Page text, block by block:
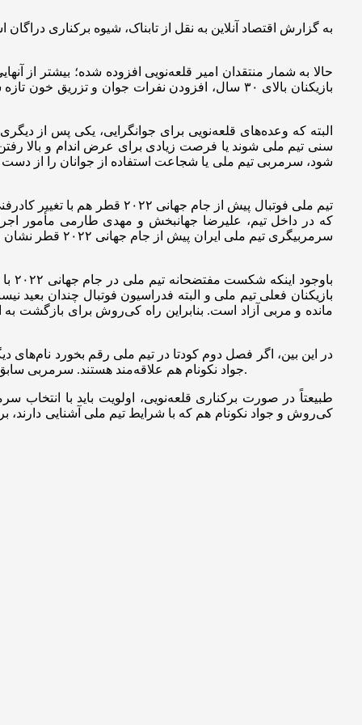
حالا به شمار منتقدان امیر قلعه‌نویی افزوده شده؛ بیشتر از
بازیکنان بالای ۳۰ سال، افزودن نفرات جوان و
البته که وعده‌های قلعه‌نویی برای جوانگرایی، یکی پس از
شود، سرمربی تیم ملی یا شجاعت استفاده از جوانان را از دست
تیم ملی فوتبال پیش از جام
که در داخل تیم، علیرضا جهانبخش و مهدی طارمی مأمور
سرمربیگری
بازیکنان فعلی تیم ملی و البته فدراسیون فوتبال چندان
در این بین، اگر فصل دوم کودتا در تیم ملی رقم بخورد نام‌های
جواد نکونام هم علاقه‌مند هستند. سرمربی سابق استقلال که در فولاد خوزستان، نساجی مازندران و خونه به خونه بابل هم تجربه داشته و مدتی هم در تیم ملی دستیار کارلوس کی‌روش بود.
طبیعتاً در صورت برکناری قلعه‌نویی، اولویت باید با
کی‌روش و جواد نکونام هم که با شرایط تیم ملی آشنایی